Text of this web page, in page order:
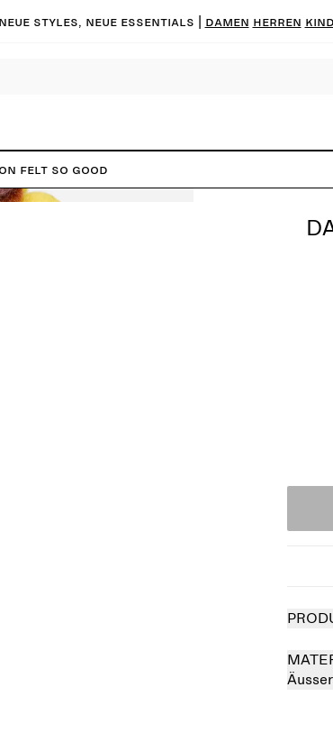
Neue Styles, neue Essentials | DAMEN HERREN
Felt So Good